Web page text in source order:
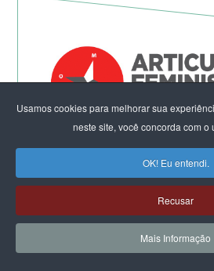
Usamos cookies para melhorar sua
neste site, você concorda com o
OK! Eu entendi.
Recusar
Mais Informação
Não à Guerra